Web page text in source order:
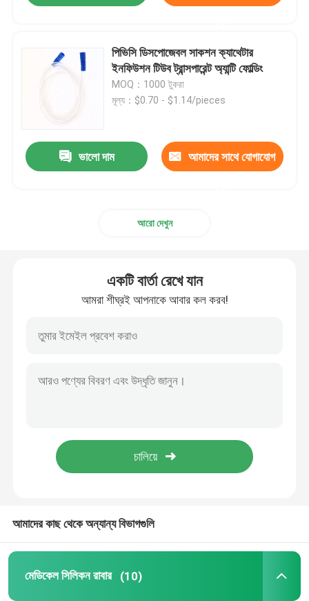
পণ্য
পিভিসি ডিসপোজেবল সাকশন ক্যাথেটার
ইনফিউশন টিউব ট্রান্সপারেন্ট অ্যান্টি ফোল্ডিং
MOQ：1000 টুকরা
মূল্য：$0.70 - $1.14/pieces
ভালো দাম আমাদের সাথে যোগাযোগ
আরো দেখুন
একটি বার্তা রেখে যান
আমরা শীঘ্রই আপনাকে আবার কল করব!
আমাদের কাছ থেকে অন্যান্য বিভাগগুলি
মেডিকেল সিলিকন রাবার (10)